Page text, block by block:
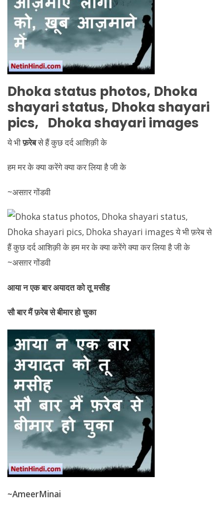
Dhokastatus photos, Dhoka
shayari status, Dhokashayari
pics, Dhokashayari images
ये भीफ़रेबसे हैं कुछ दर्द आशिक़ी के
हम मर के क्या करेंगे क्या कर लिया है जी के
~असग़र गोंडवी
आया न एक बार अयादत को तू मसीह
सौ बार मैं फ़रेब से बीमार हो चुका
~AmeerMinai